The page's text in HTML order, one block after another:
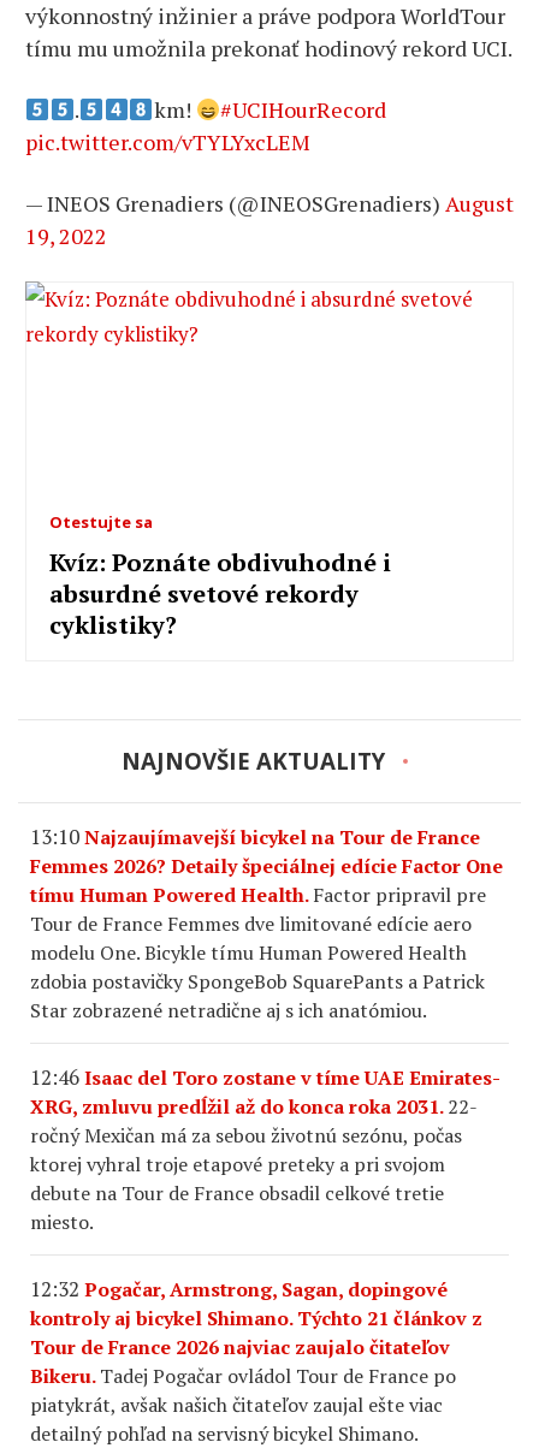
výkonnostný inžinier a práve podpora WorldTour
tímu mu umožnila prekonať hodinový rekord UCI.
. km!
#UCIHourRecord
pic.twitter.com/vTYLYxcLEM
— INEOS Grenadiers (@INEOSGrenadiers) August
19, 2022
Otestujte sa
Kvíz: Poznáte obdivuhodné i
absurdné svetové rekordy
cyklistiky?
NAJNOVŠIE AKTUALITY
13:10Najzaujímavejší bicykel na Tour de France
Femmes 2026? Detaily špeciálnej edície Factor One
tímu Human Powered Health.Factor pripravil pre
Tour de France Femmes dve limitované edície aero
modelu One. Bicykle tímu Human Powered Health
zdobia postavičky SpongeBob SquarePants a Patrick
Star zobrazené netradične aj s ich anatómiou.
12:46Isaac del Toro zostane v tíme UAE Emirates-
XRG, zmluvu predĺžil až do konca roka 2031.22-
ročný Mexičan má za sebou životnú sezónu, počas
ktorej vyhral troje etapové preteky a pri svojom
debute na Tour de France obsadil celkové tretie
miesto.
12:32 Pogačar, Armstrong, Sagan, dopingové
kontroly aj bicykel Shimano. Týchto 21 článkov z
Tour de France 2026 najviac zaujalo čitateľov
Bikeru.Tadej Pogačar ovládol Tour de France po
piatykrát, avšak našich čitateľov zaujal ešte viac
detailný pohľad na servisný bicykel Shimano.